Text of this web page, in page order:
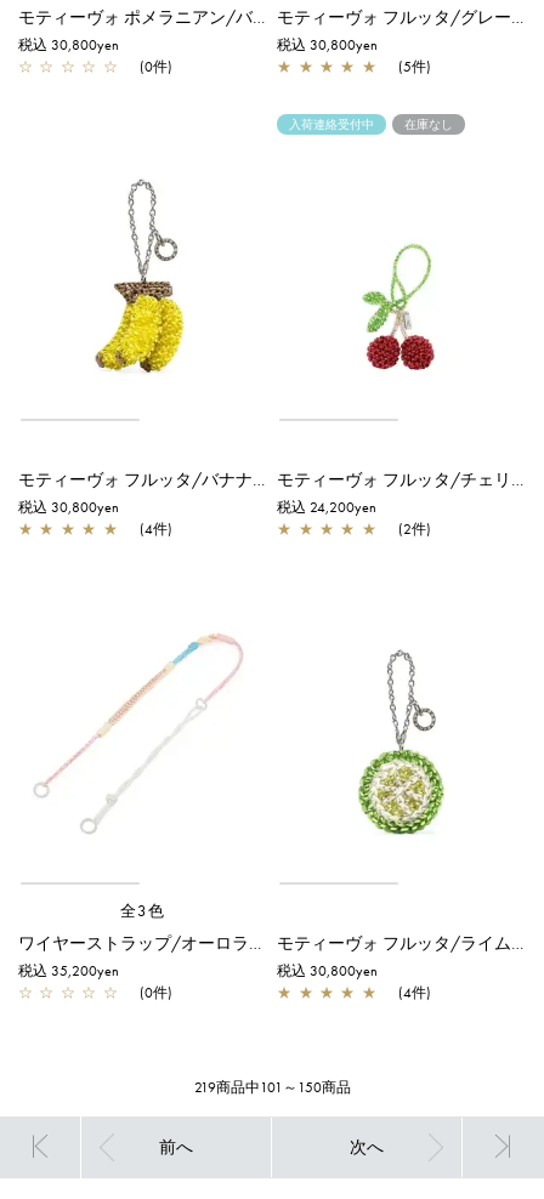
モティーヴォ ポメラニアン/バッグチャーム/オーロラホワイト
税込 30,800yen
☆ ☆ ☆ ☆ ☆ (0件)
モティーヴォ フルッタ/グレープ/アメジスト
税込 30,800yen
★ ★ ★ ★ ★ (5件)
モティーヴォ フルッタ/バナナ/マスタードイエロー
税込 30,800yen
★ ★ ★ ★ ★ (4件)
入荷連絡受付中 在庫なし
モティーヴォ フルッタ/チェリー
税込 24,200yen
★ ★ ★ ★ ★ (2件)
全3色
ワイヤーストラップ/オーロラホワイト×ピンク
税込 35,200yen
☆ ☆ ☆ ☆ ☆ (0件)
モティーヴォ フルッタ/ライム/シャンパングリーン
税込 30,800yen
★ ★ ★ ★ ★ (4件)
219商品中101～150商品
前へ 次へ